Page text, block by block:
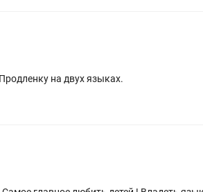
на двух языках.